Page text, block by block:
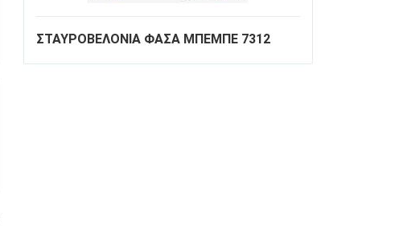
ΣΤΑΥΡΟΒΕΛΟΝΙΑ ΦΑΣΑ ΜΠΕΜΠΕ 7312